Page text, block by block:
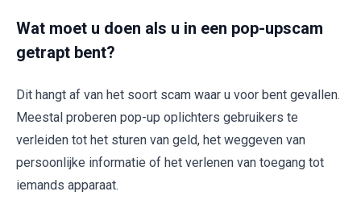
Wat moet u doen als u in een pop-upscam
getrapt bent?
Dit hangt af van het soort scam waar u voor bent gevallen.
Meestal proberen pop-up oplichters gebruikers te
verleiden tot het sturen van geld, het weggeven van
persoonlijke informatie of het verlenen van toegang tot
iemands apparaat.